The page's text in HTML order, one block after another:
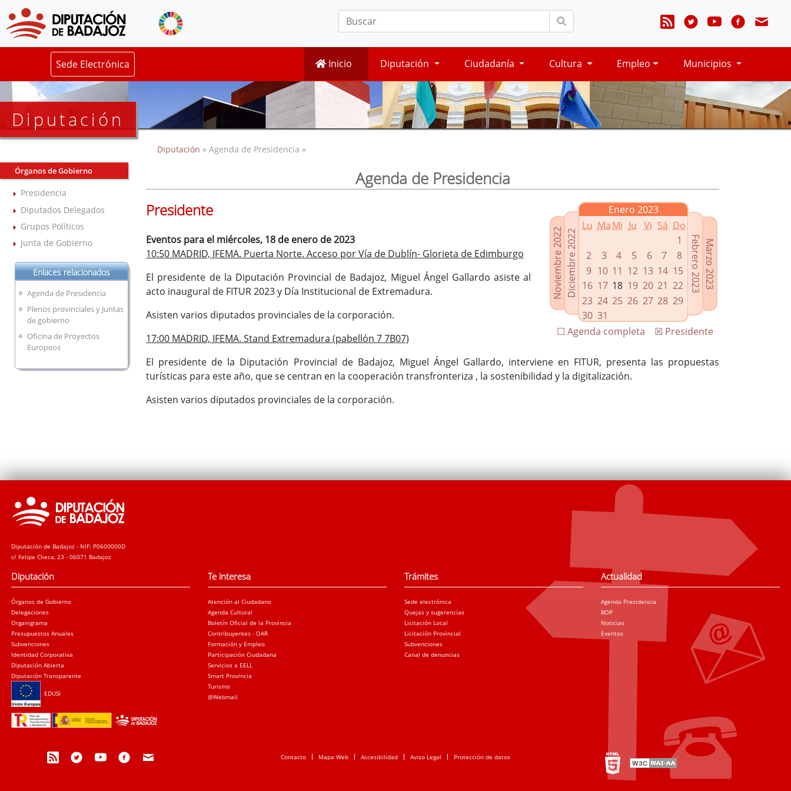
Sede Electrónica Inicio Diputación Ciudadanía Cultura Empleo Municipios
Diputación
Órganos de Gobierno
Presidencia
Diputados Delegados
Grupos Políticos
Junta de Gobierno
Enlaces relacionados
Agenda de Presidencia
Plenos provinciales y Juntas
de gobierno
Oficina de Proyectos
Europeos
Diputación » Agenda de Presidencia »
Agenda de Presidencia
Noviembre 2022Diciembre 2022
Enero 2023
Lu MaMi Ju Vi Sá Do
1
2
3 4 5 6 7
8
9 10 11 12 13 14 15
16 17 18 19 20 21 22
23 24 25 26 27 28 29
30 31
Marzo 2023
Febrero 2023
☒ Presidente
☐ Agenda completa
Presidente
Eventos para el miércoles, 18 de enero de 2023
10:50 MADRID, IFEMA. Puerta Norte. Acceso por Vía de Dublín- Glorieta de Edimburgo
El presidente de la Diputación Provincial de Badajoz, Miguel Ángel Gallardo asiste al
acto inaugural de FITUR 2023 y Día Institucional de Extremadura.
Asisten varios diputados provinciales de la corporación.
17:00 MADRID, IFEMA. Stand Extremadura (pabellón 7 7B07)
El presidente de la Diputación Provincial de Badajoz, Miguel Ángel Gallardo, interviene en FITUR, presenta las propuestas
turísticas para este año, que se centran en la cooperación transfronteriza , la sostenibilidad y la digitalización.
Asisten varios diputados provinciales de la corporación.
Diputación de Badajoz - NIF: P0600000D
c/ Felipe Checa, 23 - 06071 Badajoz
Diputación
Órganos de Gobierno
Delegaciones
Organigrama
Presupuestos Anuales
Subvenciones
Identidad Corporativa
Diputación Abierta
Diputación Transparente
EDUSI
Te interesa
Atención al Ciudadano
Agenda Cultural
Boletín Oficial de la Provincia
Contribuyentes - OAR
Formación y Empleo
Participación Ciudadana
Servicios a EELL
Smart Provincia
Turismo
@Webmail
Trámites
Sede electrónica
Quejas y sugerencias
Licitación Local
Licitación Provincial
Subvenciones
Canal de denuncias
Actualidad
Agenda Presidencia
BOP
Noticias
Eventos
Contacto Mapa Web Accesibilidad Aviso Legal Protección de datos